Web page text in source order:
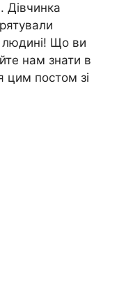
Дівчинка
людині! Що ви
нам знати в
цим постом зі